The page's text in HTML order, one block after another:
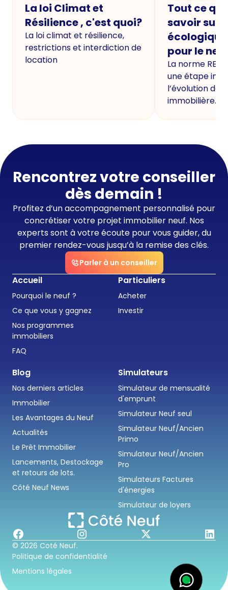
La loi Climat et
Résilience , c'est quoi?
La loi climat et résilience,
restrictions et interdiction de
location
Tout ce
savoir sur
écologique
pour le
La norme
une étape
l’évolution de
immobilière.
Rencontrez votre conseiller
dès demain !
Profitez d’un accompagnement personnalisé pour
concrétiser votre projet immobilier neuf. Nos
experts sont à votre écoute pour vous guider, du
premier rendez-vous jusqu’à la remise des clés.
Parler à un conseiller
Accueil
Pourquoi le neuf ?
Ce que vous y gagnez
Nos programmes
immobiliers
FAQ
Particuliers
Acheter
Investir
Blog
Nos derniers articles
Immobilier
Les Avantages du Neuf
Actualités
Le Prêt Immobilier
Lancements, Destockage
et retours de lots.
Côté Neuf News
Simulateurs
Simulateur de mensualité
d'emprunt
Simulateur Neuf seul
Simulateur Neuf/Ancien
Primo
Simulateur Neuf/Ancien
Pro
Simulateurs Factures
d'énergies
Simulateur de loyers
© 2026 Coté Neuf.
Politique de confidentialité
Mentions légales